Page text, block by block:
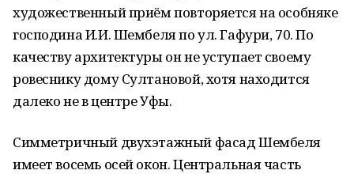
художественный приём повторяется на особняке
господина И.И. Шембеля по ул. Гафури, 70. По
качеству архитектуры он не уступает своему
ровеснику дому Султановой, хотя находится
далеко не в центре Уфы.
Симметричный двухэтажный фасад Шембеля
имеет восемь осей окон. Центральная часть